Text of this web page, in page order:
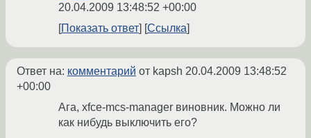
20.04.2009 13:48:52 +00:00
Показать ответ
Ссылка
Ответ на: комментарий от kapsh 20.04.2009 13:48:52
+00:00
Ага, xfce-mcs-manager виновник. Можно ли
как нибудь выключить его?